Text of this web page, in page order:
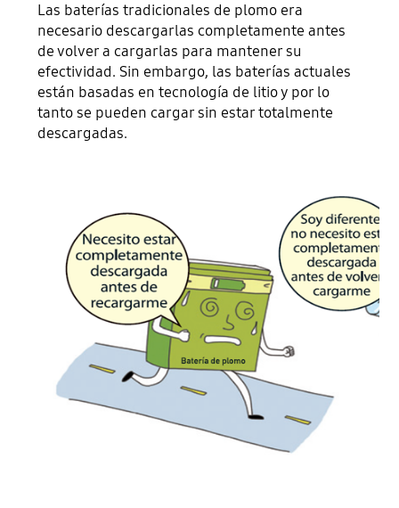
Las baterías tradicionales de plomo era
necesario descargarlas completamente antes
de volver a cargarlas para mantener su
efectividad. Sin embargo, las baterías actuales
están basadas en tecnología de litio y por lo
tanto se pueden cargar sin estar totalmente
descargadas.